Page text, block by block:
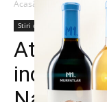
Acasă Stiri din Iasi
Stiri din Iasi Ultima oră